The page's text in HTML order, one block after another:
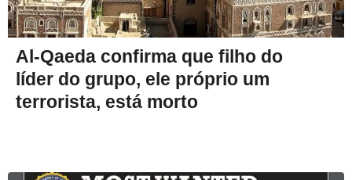
Al-Qaeda confirma que filho do
líder do grupo, ele próprio um
terrorista, está morto